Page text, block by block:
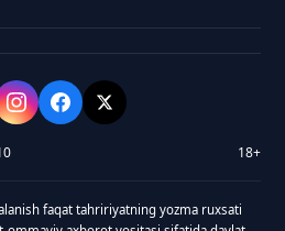
18+
faqat tahririyatning yozma ruxsati